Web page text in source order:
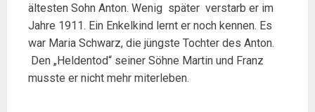
ältesten Sohn Anton. Wenig später verstarb er im
Jahre 1911. Ein Enkelkind lernt er noch kennen. Es
war Maria Schwarz, die jüngste Tochter des Anton.
Den „Heldentod“ seiner Söhne Martin und Franz
musste er nicht mehr miterleben.